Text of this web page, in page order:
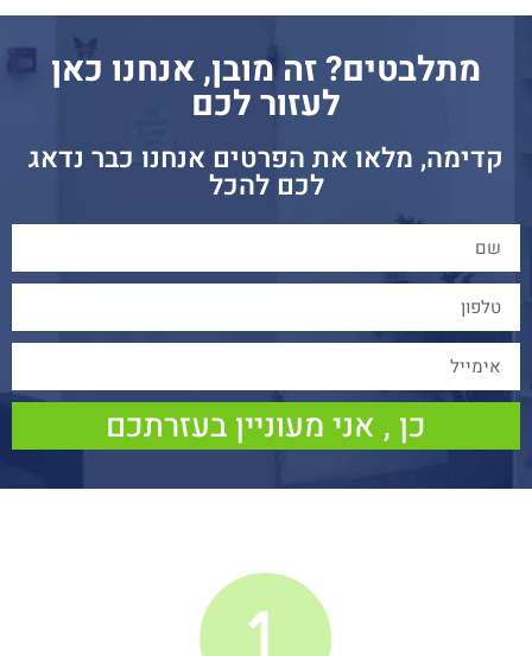
מתלבטים? זה מובן, אנחנו כאן
לעזור לכם
קדימה, מלאו את הפרטים אנחנו כבר נדאג
לכם להכל
כן , אני מעוניין בעזרתכם